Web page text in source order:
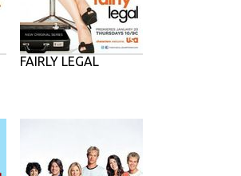
FAIRLY LEGAL